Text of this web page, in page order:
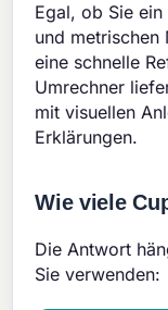
Egal, ob Sie
und metrischen
eine schnelle
Umrechner
mit visuellen
Erklärungen.
Wie viele
Die Antwort
Sie verwenden: